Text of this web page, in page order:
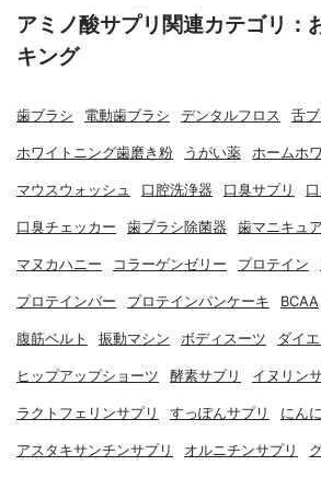
アミノ酸サプリ関連カテゴリ：
キング
歯ブラシ 電動歯ブラシ デンタルフロス 舌
ホワイトニング歯磨き粉 うがい薬 ホームホ
マウスウォッシュ 口腔洗浄器 口臭サプリ
口臭チェッカー 歯ブラシ除菌器 歯マニキュア
マヌカハニー コラーゲンゼリー プロテイン
プロテインバー プロテインパンケーキ BCAA
腹筋ベルト 振動マシン ボディスーツ ダイ
ヒップアップショーツ 酵素サプリ イヌリン
ラクトフェリンサプリ すっぽんサプリ にん
アスタキサンチンサプリ オルニチンサプリ